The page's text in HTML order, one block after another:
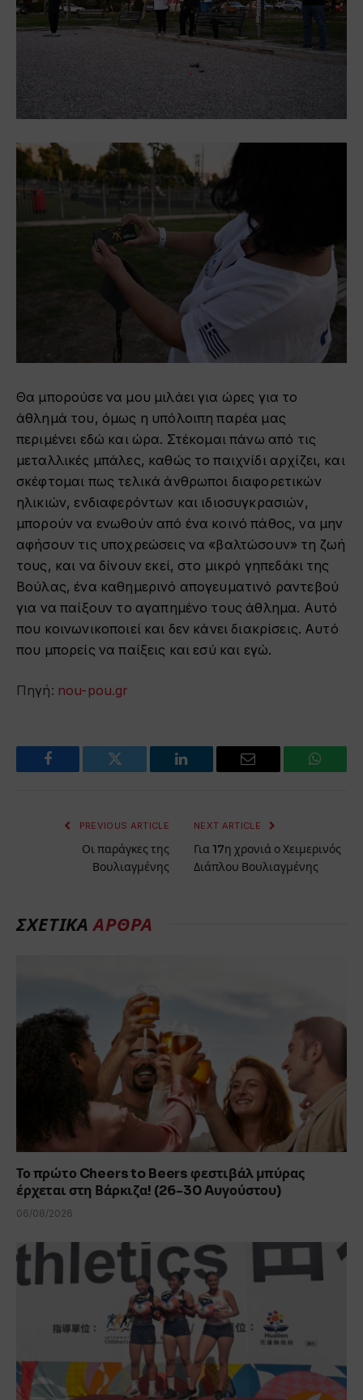
Θα μπορούσε να μου μιλάει για ώρες για το
άθλημά του, όμως η υπόλοιπη παρέα μας
περιμένει εδώ και ώρα. Στέκομαι πάνω από τις
μεταλλικές μπάλες, καθώς το παιχνίδι αρχίζει, και
σκέφτομαι πως τελικά άνθρωποι διαφορετικών
ηλικιών, ενδιαφερόντων και ιδιοσυγκρασιών,
μπορούν να ενωθούν από ένα κοινό πάθος, να μην
αφήσουν τις υποχρεώσεις να «βαλτώσουν» τη ζωή
τους, και να δίνουν εκεί, στο μικρό γηπεδάκι της
Βούλας, ένα καθημερινό απογευματινό ραντεβού
για να παίξουν το αγαπημένο τους άθλημα. Αυτό
που κοινωνικοποιεί και δεν κάνει διακρίσεις. Αυτό
που μπορείς να παίξεις και εσύ και εγώ.
Πηγή: nou-pou.gr
Facebook Twitter LinkedIn Email
PREVIOUS ARTICLE
Οι παράγκες της
Βουλιαγμένης
NEXT ARTICLE
Για 17η χρονιά ο Χειμερινός
Διάπλου Βουλιαγμένης
ΣΧΕΤΙΚΑΑΡΘΡΑ
Το πρώτο Cheers to Beers φεστιβάλ μπύρας
έρχεται στη Βάρκιζα! (26-30 Aυγούστου)
06/08/2026